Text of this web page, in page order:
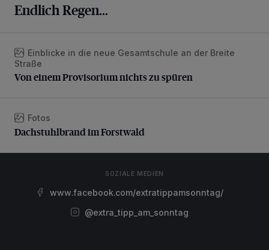
Endlich Regen...
Von einem Provisorium nichts zu spüren
Einblicke in die neue Gesamtschule an der Breite
Straße
Von einem Provisorium nichts zu spüren
Dachstuhlbrand im Forstwald
Fotos
Dachstuhlbrand im Forstwald
SOZIALE MEDIEN
www.facebook.com/extratippamsonntag/
@extra_tipp_am_sonntag